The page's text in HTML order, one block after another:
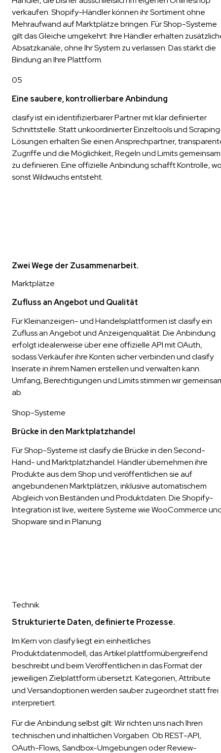
verkaufen. Shopify-Händler können ihr Sortiment ohne
Mehraufwand auf Marktplätze bringen. Für Shop-Systeme
gilt das Gleiche umgekehrt: Ihre Händler erhalten
Absatzkanäle, ohne Ihr System zu verlassen. Das stärkt die
Bindung an Ihre Plattform.
05
Eine saubere, kontrollierbare Anbindung
clasify ist ein identifizierbarer Partner mit klar definierter
Schnittstelle. Statt unkoordinierter Einzeltools und
Lösungen erhalten Sie einen Ansprechpartner,
Zugriffe und die Möglichkeit, Regeln und Limits gemeinsam
zu definieren. Eine offizielle Anbindung schafft Kontrolle,
sonst Wildwuchs entsteht.
Zwei Wege der Zusammenarbeit.
Marktplätze
Zufluss an Angebot und Qualität
Für Kleinanzeigen- und Handelsplattformen ist clasify ein
Zufluss an Angebot und Anzeigenqualität. Die Anbindung
erfolgt idealerweise über eine offizielle API mit OAuth,
sodass Verkäufer ihre Konten sicher verbinden und clasify
Inserate in ihrem Namen erstellen und verwalten kann.
Umfang, Berechtigungen und Limits stimmen wir
ab.
Shop-Systeme
Brücke in den Marktplatzhandel
Für Shop-Systeme ist clasify die Brücke in den Second-
Hand- und Marktplatzhandel. Händler übernehmen ihre
Produkte aus dem Shop und veröffentlichen sie auf
angebundenen Marktplätzen, inklusive automatischem
Abgleich von Beständen und Produktdaten. Die Shopify-
Integration ist live, weitere Systeme wie WooCommerce
Shopware sind in Planung.
Technik
Strukturierte Daten, definierte Prozesse.
Im Kern von clasify liegt ein einheitliches
Produktdatenmodell, das Artikel plattformübergreifend
beschreibt und beim Veröffentlichen in das Format der
jeweiligen Zielplattform übersetzt. Kategorien, Attribute
und Versandoptionen werden sauber zugeordnet statt frei
interpretiert.
Für die Anbindung selbst gilt: Wir richten uns nach Ihren
technischen und inhaltlichen Vorgaben. Ob REST-API,
OAuth-Flows, Sandbox-Umgebungen oder Review-